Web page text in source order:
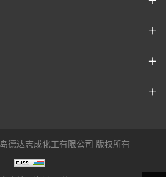
德达志成化工有限公司 版权所有